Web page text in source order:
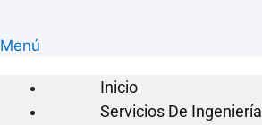
Menú
Inicio
Servicios De Ingeniería